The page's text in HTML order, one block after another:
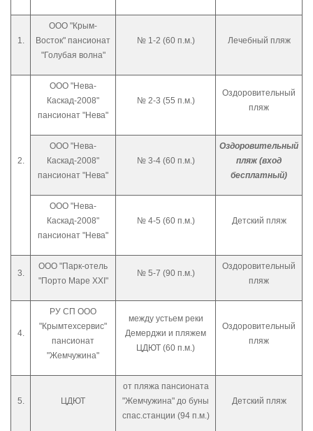
1.
ООО "Крым-
Восток" пансионат
"Голубая волна"
№ 1-2 (60 п.м.) Лечебный пляж
2.
ООО "Нева-
Каскад-2008"
пансионат "Нева"
№ 2-3 (55 п.м.)
Оздоровительный
пляж
ООО "Нева-
Каскад-2008"
пансионат "Нева"
№ 3-4 (60 п.м.)
Оздоровительный
пляж (вход
бесплатный)
ООО "Нева-
Каскад-2008"
пансионат "Нева"
№ 4-5 (60 п.м.) Детский пляж
3.
ООО "Парк-отель
"Порто Маре XXI"
№ 5-7 (90 п.м.)
Оздоровительный
пляж
4.
РУ СП ООО
"Крымтехсервис"
пансионат
"Жемчужина"
между устьем реки
Демерджи и пляжем
ЦДЮТ (60 п.м.)
Оздоровительный
пляж
5. ЦДЮТ
от пляжа пансионата
"Жемчужина" до буны
спас.станции (94 п.м.)
Детский пляж